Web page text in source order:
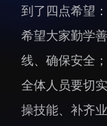
到了四点希望
希望大家勤学
线、确保安全
全体人员要切
操技能、补齐